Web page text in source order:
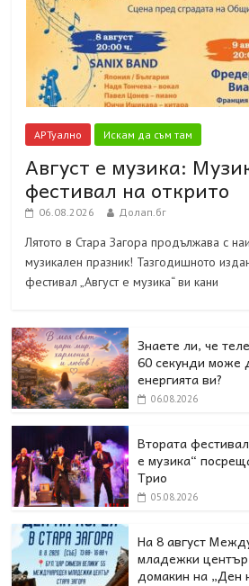
АРТуално Искам да съм там
Август е музика:
фестивал на открито
06.08.2026 Долап.бг
Лятото в Стара Загора продължава с
музикален празник! Тазгодишното
фестивал „Август е музика“ ви кани
Знаете ли, че
60 секунди може
енергията ви?
06.08.2026
Втората
е музика“
Трио
05.08.2026
На 8 август
младежки
домакин на „Ден